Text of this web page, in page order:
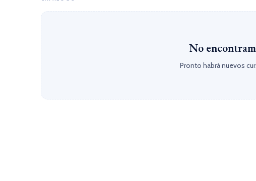
No
Pronto habrá nuevos